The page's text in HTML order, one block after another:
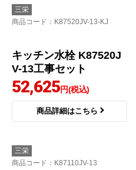
三栄
商品コード ：K87520JV-13-KJ
キッチン水栓 K87520J
V-13工事セット
52,625円(税込)
商品詳細はこちら
三栄
商品コード ：K87110JV-13